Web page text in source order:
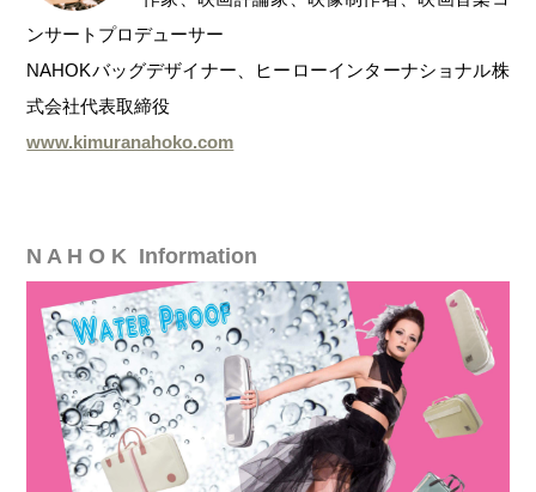
ンサートプロデューサー
NAHOKバッグデザイナー、ヒーローインターナショナル株
式会社代表取締役
www.kimuranahoko.com
N A H O K Information